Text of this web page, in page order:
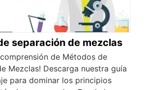
separación de mezclas
de Métodos de
Mezclas! Descarga nuestra guía
para dominar los principios